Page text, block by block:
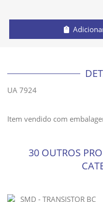
UA 7924
Item vendido com
30 OUTROS